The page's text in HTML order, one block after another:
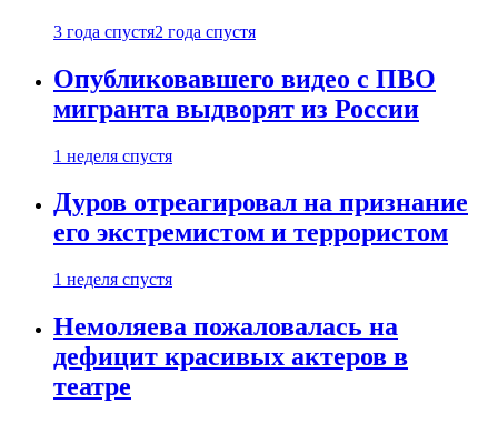
3 года спустя2 года спустя
Опубликовавшего видео с ПВО
мигранта выдворят из России
1 неделя спустя
Дуров отреагировал на признание
его экстремистом и террористом
1 неделя спустя
Немоляева пожаловалась на
дефицит красивых актеров в
театре